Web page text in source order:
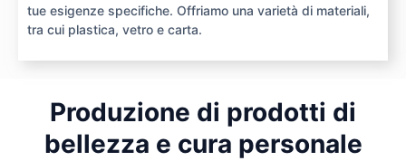
tue esigenze specifiche. Offriamo una varietà di materiali,
tra cui plastica, vetro e carta.
Produzione di prodotti di
bellezza e cura personale